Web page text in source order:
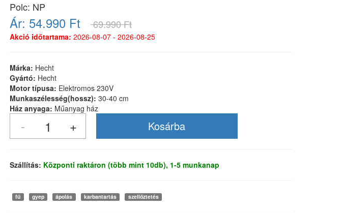
Polc: NP
Ár: 54.990 Ft 69.990 Ft
Akció időtartama: 2026-08-07 - 2026-08-25
Márka: Hecht
Gyártó: Hecht
Motor típusa: Elektromos 230V
Munkaszélesség(hossz): 30-40 cm
Ház anyaga: Műanyag ház
Szállítás: Központi raktáron (több mint 10db), 1-5 munkanap
fű gyep ápolás karbantartás szellőztetés